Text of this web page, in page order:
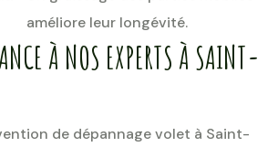
améliore leur longévité.
À NOS EXPERTS À SAINT-
de dépannage volet à Saint-